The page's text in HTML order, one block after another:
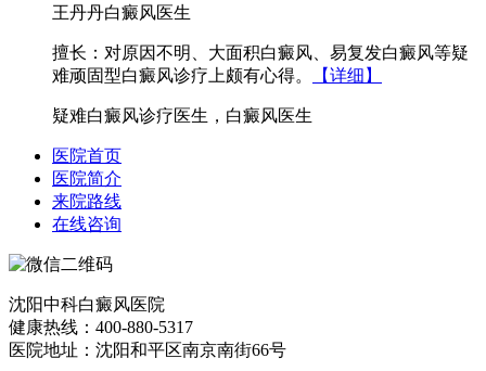
王丹丹白癜风医生
擅长：对原因不明、大面积白癜风、易复发白癜风等疑
难顽固型白癜风诊疗上颇有心得。
【详细】
疑难白癜风诊疗医生，白癜风医生
医院首页
医院简介
来院路线
在线咨询
沈阳中科白癜风医院
健康热线：400-880-5317
医院地址：沈阳和平区南京南街66号